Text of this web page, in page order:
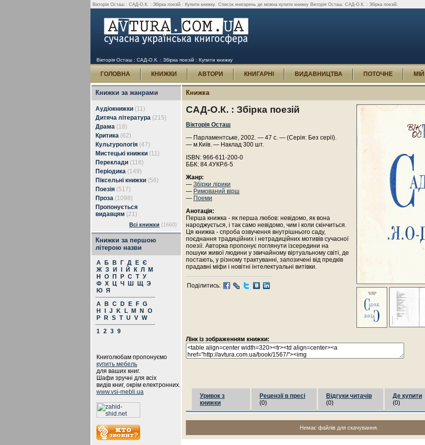
Вікторія Осташ : САД-О.К. : Збірка поезій : Купити книжку. Список книгарень де можна купити книжку Вікторія Осташ. САД-О.К. : Збірка поезій.
Вікторія Осташ : САД-О.К. : Збірка поезій : Купити книжку
ГОЛОВНА КНИЖКИ АВТОРИ КНИГАРНІ ВИДАВНИЦТВА ПОТОЧНЕ
Книжки за жанрами
Аудіокнижки (11)
Дитяча література (215)
Драма (18)
Критика (62)
Культурологія (47)
Мистецькі книжки (11)
Переклади (116)
Періодика (149)
Піксельні книжки (56)
Поезія (517)
Проза (1098)
Пропонується
видавцям (21)
Всі книжки (1660)
Книжки за першою
літерою назви
А Б В Г Д Е Є
Ж З И Й К Л
М
Н
О П Р С Т У
Ф Х Ц Ч Ш Щ Э
Ю Я
A
B C D E F G
H
J K L M N
O
P
R S T U V W
1 2 3 9
Книголюбам пропонуємо
купить мебель
для ваших книг.
Шафи зручні для всіх
видів книг, окрім електронних.
www.vsi-mebli.ua
Книжка
САД-О.К. : Збірка поезій
Вікторія Осташ
— Парламентське, 2002. — 47 с. — (Серія: Без серії).
— м.Київ. — Наклад 300 шт.
ISBN: 966-611-200-0
ББК: 84.4УКР.6-5
Жанр:
— Збірки лірики
— Римований вірш
— Поеми
Анотація:
Перша книжка - як перша любов: невідомо, як вона
народжується, і так само невідомо, чим і коли скінчиться.
Ця книжка - спроба озвучення внутрішнього саду,
поєднання традиційних і нетрадиційних мотивів сучасної
поезії. Авторка пропонує поглянути ізсередини на
пошуки живої людини у звичайному віртуальному світі, де
постають, у різному трактуванні, запозичені від предків
прадавні міфи і новітні інтелектуальні витівки.
Поділитись:
Лінк із зображенням книжки:
Уривок з
книжки
Рецензії в пресі
(0)
Відгуки читачів
(0)
Де купити
(0)
Немає файлів для скачування.